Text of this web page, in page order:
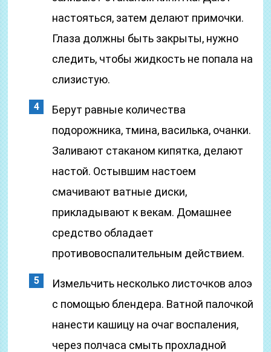
настояться, затем делают примочки.
Глаза должны быть закрыты, нужно
следить, чтобы жидкость не попала на
слизистую.
Берут равные количества
подорожника, тмина, василька, очанки.
Заливают стаканом кипятка, делают
настой. Остывшим настоем
смачивают ватные диски,
прикладывают к векам. Домашнее
средство обладает
противовоспалительным действием.
Измельчить несколько листочков алоэ
с помощью блендера. Ватной палочкой
нанести кашицу на очаг воспаления,
через полчаса смыть прохладной